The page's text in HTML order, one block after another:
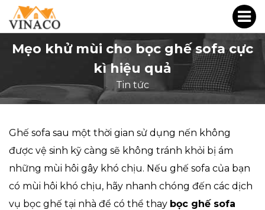
Mẹo khử mùi cho bọc ghế sofa cực
kì hiệu quả
Tin tức
Ghế sofa sau một thời gian sử dụng nến không
được vệ sinh kỹ càng sẽ không tránh khỏi bị ám
những mùi hôi gây khó chịu. Nếu ghế sofa của bạn
có mùi hôi khó chịu, hãy nhanh chóng đến các dịch
vụ bọc ghế tại nhà để có thể thay bọc ghế sofa